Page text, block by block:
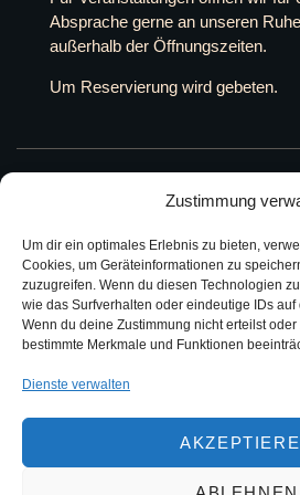
Zustimmung
Um dir ein optimales Erlebnis zu bieten,
Cookies, um Geräteinformationen zu
zuzugreifen. Wenn du diesen Technologien
wie das Surfverhalten oder eindeutige IDs
Wenn du deine Zustimmung nicht erteilst
bestimmte Merkmale und Funktionen
Dienste verwalten
Absprache gerne an unseren
außerhalb der Öffnungszeiten.
Um Reservierung wird gebeten.
Kontakt
+49 9683 9298050
Gemmingen-Straße 31
95688 Friedenfels